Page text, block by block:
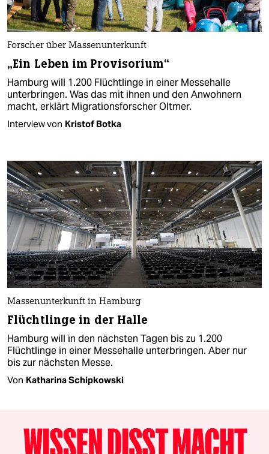
Forscher über Massenunterkunft
„Ein Leben im Provisorium“
Hamburg will 1.200 Flüchtlinge in einer Messehalle
unterbringen. Was das mit ihnen und den Anwohnern
macht, erklärt Migrationsforscher Oltmer.
Interview von Kristof Botka
Massenunterkunft in Hamburg
Flüchtlinge in der Halle
Hamburg will in den nächsten Tagen bis zu 1.200
Flüchtlinge in einer Messehalle unterbringen. Aber nur
bis zur nächsten Messe.
Von Katharina Schipkowski